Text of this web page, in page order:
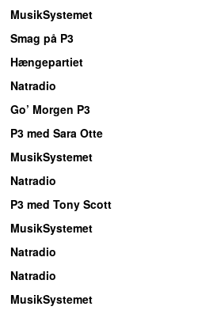
MusikSystemet
Smag på P3
Hængepartiet
Natradio
Go’ Morgen P3
P3 med Sara Otte
MusikSystemet
Natradio
P3 med Tony Scott
MusikSystemet
Natradio
Natradio
MusikSystemet